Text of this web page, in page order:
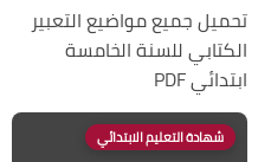
تحميل جميع مواضيع التعبير
الكتابي للسنة الخامسة
ابتدائي PDF
شهادة التعليم الابتدائي